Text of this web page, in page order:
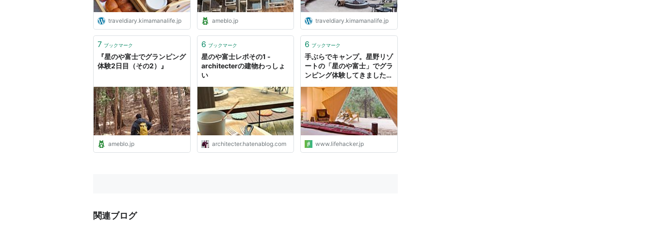
traveldiary.kimamanalife.jp ameblo.jp traveldiary.kimamanalife.jp
7 ブックマーク
『星のや富士でグランピング
体験2日目（その2）』
ameblo.jp
6 ブックマーク
星のや富士レポその1 -
architecterの建物わっしょ
い
architecter.hatenablog.com
6 ブックマーク
手ぶらでキャンプ。星野リゾ
ートの「星のや富士」でグラ
ンピング体験してきましたほ
まとめ | ライフハッカー・ジ
ャパン
www.lifehacker.jp
関連ブログ